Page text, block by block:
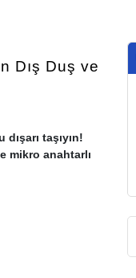
Dış Duş ve
taşıyın!
mikro anahtarlı